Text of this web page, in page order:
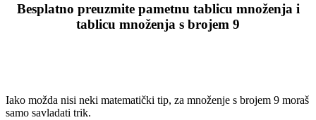
Besplatno preuzmite pametnu tablicu množenja i
tablicu množenja s brojem 9
Iako možda nisi neki matematički tip, za množenje s brojem 9 moraš
samo savladati trik.